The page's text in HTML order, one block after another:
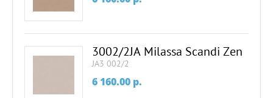
3002/2JA Milassa Scandi Zen
JA3 002/2
6 160.00 p.